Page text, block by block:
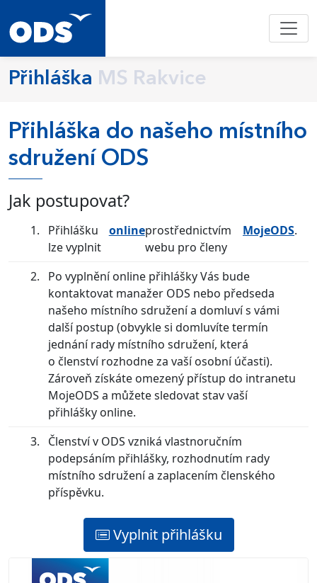
Přihláška MS Rakvice
Přihláška do našeho místního
sdružení ODS
Jak postupovat?
Přihlášku
lze vyplnit
onlineprostřednictvím
webu pro členy
MojeODS.
Po vyplnění online přihlášky Vás bude
kontaktovat manažer ODS nebo předseda
našeho místního sdružení a domluví s vámi
další postup (obvykle si domluvíte termín
jednání rady místního sdružení, která
o členství rozhodne za vaší osobní účasti).
Zároveň získáte omezený přístup do intranetu
MojeODS a můžete sledovat stav vaší
přihlášky online.
Členství v ODS vzniká vlastnoručním
podepsáním přihlášky, rozhodnutím rady
místního sdružení a zaplacením členského
příspěvku.
Vyplnit přihlášku